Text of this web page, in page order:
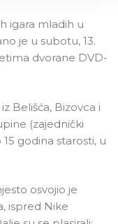
igara mladih u
je u subotu, 13.
dvorane DVD-
Belišća, Bizovca i
(zajednički
godina starosti, u
osvojio je
ispred Nike